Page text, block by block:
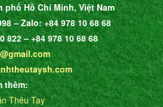
phố Hồ Chí Minh, Việt Nam
– Zalo: +84 978 10 68 68
822 – +84 978 10 68 68
thêm:
Thêu Tay